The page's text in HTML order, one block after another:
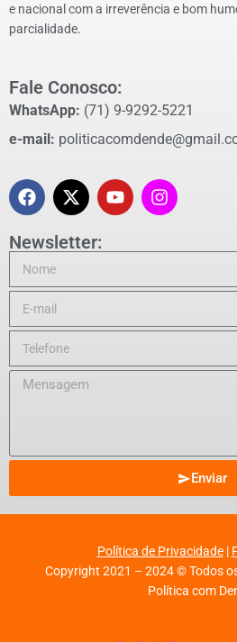
e nacional com a irreverência e bom
parcialidade.
Fale Conosco:
WhatsApp: (71) 9-9292-5221
e-mail:
Newsletter:
Enviar
Política de Privacidade|
Copyright 2021 – 2024 © Todos
Política com